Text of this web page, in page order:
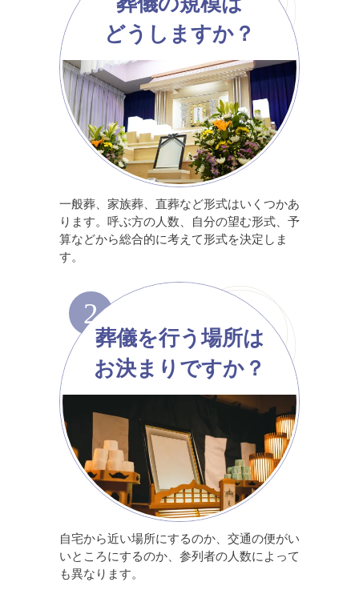
どうしますか？
一般葬、家族葬、直葬など形式はいくつかあ
ります。呼ぶ方の人数、自分の望む形式、予
算などから総合的に考えて形式を決定しま
す。
2
葬儀を行う場所は
お決まりですか？
自宅から近い場所にするのか、交通の便がい
いところにするのか、参列者の人数によって
も異なります。